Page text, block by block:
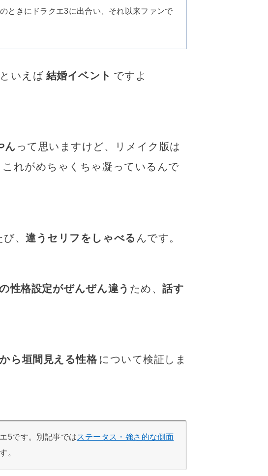
ときにドラクエ3に出合い、それ以来ファンで
いえば 結婚イベント ですよ
ん って思いますけど、リメイク版は
これがめちゃくちゃ凝っているんで
び、違うセリフをしゃべる んです。
性格設定がぜんぜん違う ため、話す
ら垣間見える性格 について検証しま
5です。別記事ではステータス・強さ的な側面
。